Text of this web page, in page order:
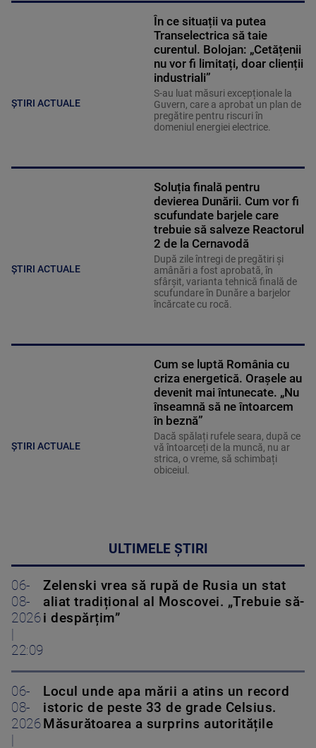
ȘTIRI ACTUALE
În ce situații va putea
Transelectrica să taie
curentul. Bolojan: „Cetățenii
nu vor fi limitați, doar clienții
industriali”
S-au luat măsuri excepționale la
Guvern, care a aprobat un plan de
pregătire pentru riscuri în
domeniul energiei electrice.
ȘTIRI ACTUALE
Soluția finală pentru
devierea Dunării. Cum vor fi
scufundate barjele care
trebuie să salveze Reactorul
2 de la Cernavodă
După zile întregi de pregătiri și
amânări a fost aprobată, în
sfârșit, varianta tehnică finală de
scufundare în Dunăre a barjelor
încărcate cu rocă.
ȘTIRI ACTUALE
Cum se luptă România cu
criza energetică. Orașele au
devenit mai întunecate. „Nu
înseamnă să ne întoarcem
în beznă”
Dacă spălați rufele seara, după ce
vă întoarceți de la muncă, nu ar
strica, o vreme, să schimbați
obiceiul.
ULTIMELE ȘTIRI
06-
08-
2026
22:09
Zelenski vrea să rupă de Rusia un stat
aliat tradițional al Moscovei. „Trebuie să-
i despărțim”
06-
08-
2026
Locul unde apa mării a atins un record
istoric de peste 33 de grade Celsius.
Măsurătoarea a surprins autoritățile